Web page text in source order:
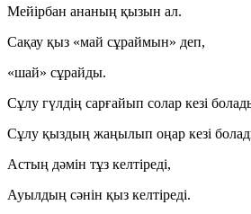
Мейірбан ананың қызын ал.
Сақау қыз «май сұраймын» деп,
«шай» сұрайды.
Сұлу гүлдің сарғайып солар кезі
Сұлу қыздың жаңылып оңар кезі
Астың дәмін тұз келтіреді,
Ауылдың сәнін қыз келтіреді.